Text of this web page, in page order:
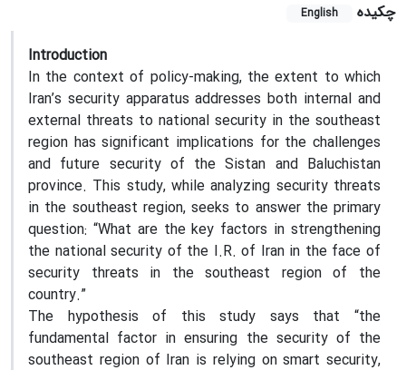
چکیده
English
Introduction
In the context of policy-making, the extent to which
Iran’s security apparatus addresses both internal and
external threats to national security in the southeast
region has significant implications for the challenges
and future security of the Sistan and Baluchistan
province. This study, while analyzing security threats
in the southeast region, seeks to answer the primary
question: “What are the key factors in strengthening
the national security of the I.R. of Iran in the face of
security threats in the southeast region of the
country.”
The hypothesis of this study says that “the
fundamental factor in ensuring the security of the
southeast region of Iran is relying on smart security,